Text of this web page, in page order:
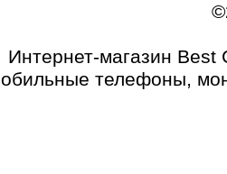
Интернет-магазин Best
телефоны,